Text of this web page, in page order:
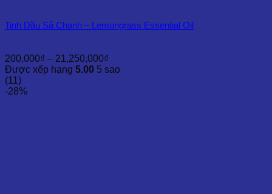
Tinh Dầu Sả Chanh – Lemongrass Essential Oil
200,000₫ – 21,250,000₫
giá:
Được xếp hạng 5.00 5 sao
(11)
-28%